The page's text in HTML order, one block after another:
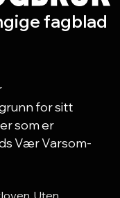
fagblad
for sitt
som er
Vær Varsom-
Uten